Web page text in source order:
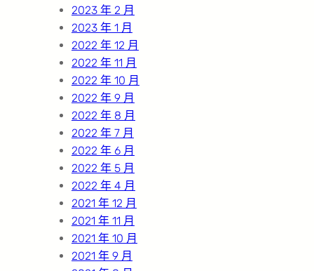
2023 年 2 月
2023 年 1 月
2022 年 12 月
2022 年 11 月
2022 年 10 月
2022 年 9 月
2022 年 8 月
2022 年 7 月
2022 年 6 月
2022 年 5 月
2022 年 4 月
2021 年 12 月
2021 年 11 月
2021 年 10 月
2021 年 9 月